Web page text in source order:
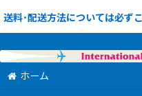
送料･配送方法については必ず
ホーム